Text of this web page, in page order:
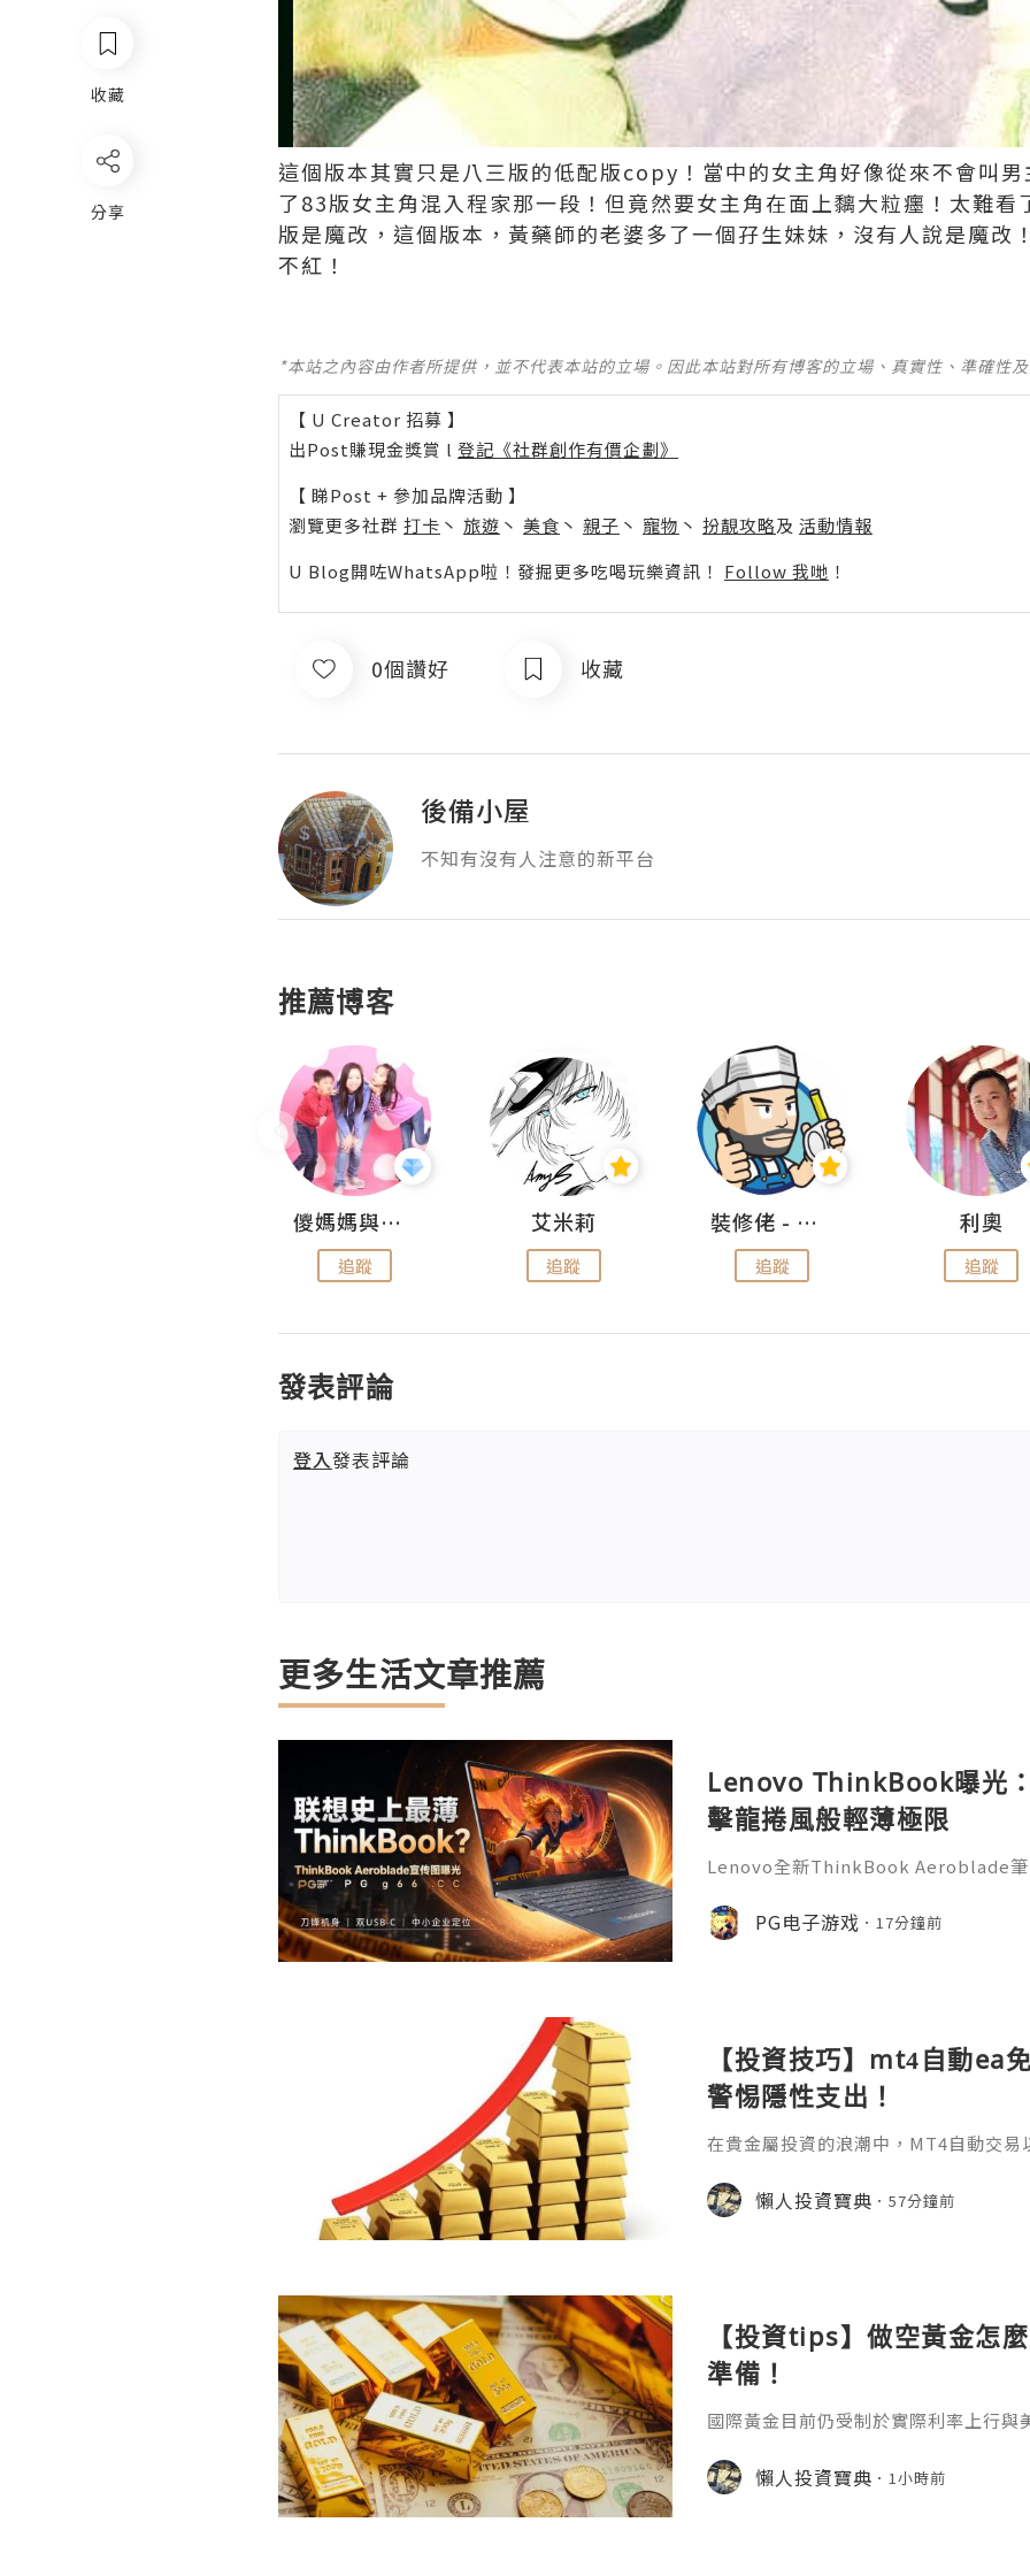
收藏
分享
這個版本其實只是八三版的低配版copy！當中的女主角好像從來不會叫
了83版女主角混入程家那一段！但竟然要女主角在面上黐大粒癦！太難看
版是魔改，這個版本，黃藥師的老婆多了一個孖生妹妹，沒有人說是魔改
不紅！
*本站之內容由作者所提供，並不代表本站的立場。因此本站對所有博客的立場、真實性、準確性
【 U Creator 招募 】
出Post賺現金獎賞 l 登記《社群創作有價企劃》
【 睇Post + 參加品牌活動 】
瀏覽更多社群 打卡 丶 旅遊 丶 美食 丶 親子 丶 寵物 丶 扮靚攻略及 活動情報
U Blog開咗WhatsApp啦！發掘更多吃喝玩樂資訊！ Follow 我哋 ！
0個讚好 收藏
後備小屋
不知有沒有人注意的新平台
推薦博客
儍媽媽與兩隻小魔怪之家
追蹤
艾米莉
追蹤
裝修佬 - 香港一站式網上裝修平台
追蹤
利奧
追蹤
發表評論
登入發表評論
更多生活文章推薦
Lenovo ThinkBook曝光
擊龍捲風般輕薄極限
Lenovo全新ThinkBook Aeroblade筆
風》的PG遊戲玩家來說，這款可攜式
台，隨時開啟娛樂與辦公體驗。據了
PG电子游戏 17分鐘前
【投資技巧】mt4自動ea
警惕隱性支出！
在貴金屬投資的浪潮中，MT4自動交
啟用這把"智能鑰匙"之前，一個最基礎
——mt4自動ea免費嗎？答案並非一句
懶人投資寶典 57分鐘前
【投資tips】做空黃金怎
準備！
國際黃金目前仍受制於實際利率上行
價，因此除非出現衝突明顯緩和或通脹
價在中軌下方運行的格局恐怕難以在短
懶人投資寶典 1小時前